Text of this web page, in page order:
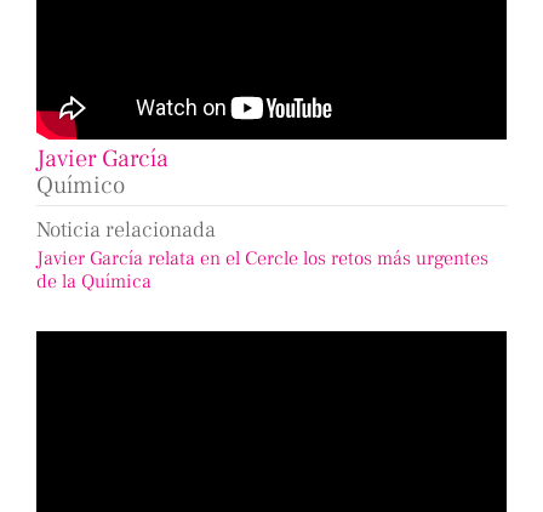
Javier García
Químico
Noticia relacionada
Javier García relata en el Cercle los retos más urgentes
de la Química